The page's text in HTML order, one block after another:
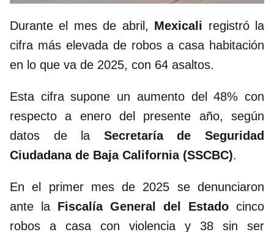
Durante el mes de abril, Mexicali registró la
cifra más elevada de robos a casa habitación
en lo que va de 2025, con 64 asaltos.
Esta cifra supone un aumento del 48% con
respecto a enero del presente año, según
datos de la Secretaría de Seguridad
Ciudadana de Baja California (SSCBC).
En el primer mes de 2025 se denunciaron
ante la Fiscalía General del Estado cinco
robos a casa con violencia y 38 sin ser